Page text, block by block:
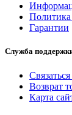
Политика
Гарантии
Служба
Возврат
Карта